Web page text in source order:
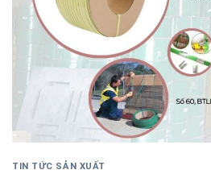
TIN TỨC SẢN XUẤT